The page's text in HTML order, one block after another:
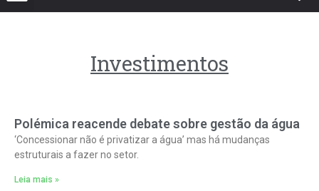
Investimentos
Polémica reacende debate sobre gestão da água
‘Concessionar não é privatizar a água’ mas há mudanças
estruturais a fazer no setor.
Leia mais »